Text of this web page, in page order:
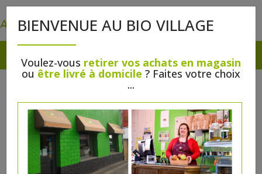
BIENVENUE AU BIO VILLAGE
Voulez-vous retirer vos achats en magasin
ou être livré à domicile ? Faites votre choix
...